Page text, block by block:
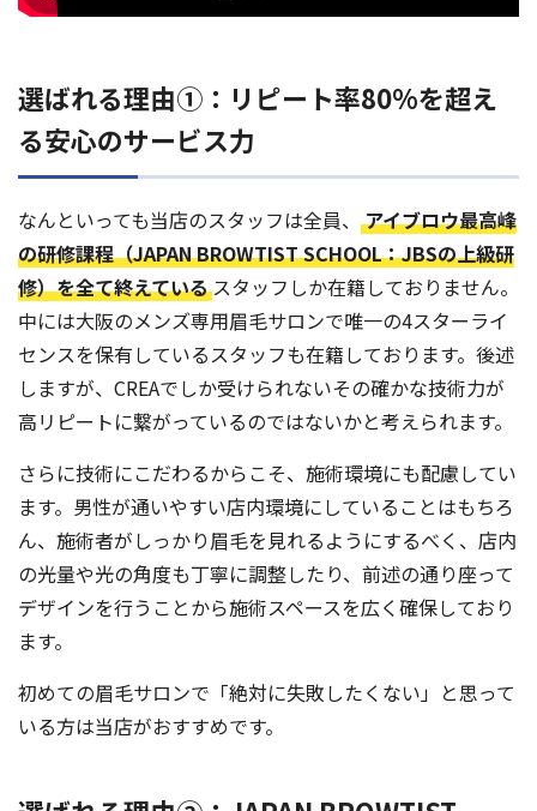
選ばれる理由①：リピート率80%を超え
る安心のサービス力
なんといっても当店のスタッフは全員、 アイブロウ最高峰
の研修課程（JAPAN BROWTIST SCHOOL：JBSの上級研
修）を全て終えている スタッフしか在籍しておりません。
中には大阪のメンズ専用眉毛サロンで唯一の4スターライ
センスを保有しているスタッフも在籍しております。後述
しますが、CREAでしか受けられないその確かな技術力が
高リピートに繋がっているのではないかと考えられます。
さらに技術にこだわるからこそ、施術環境にも配慮してい
ます。男性が通いやすい店内環境にしていることはもちろ
ん、施術者がしっかり眉毛を見れるようにするべく、店内
の光量や光の角度も丁寧に調整したり、前述の通り座って
デザインを行うことから施術スペースを広く確保しており
ます。
初めての眉毛サロンで「絶対に失敗したくない」と思って
いる方は当店がおすすめです。